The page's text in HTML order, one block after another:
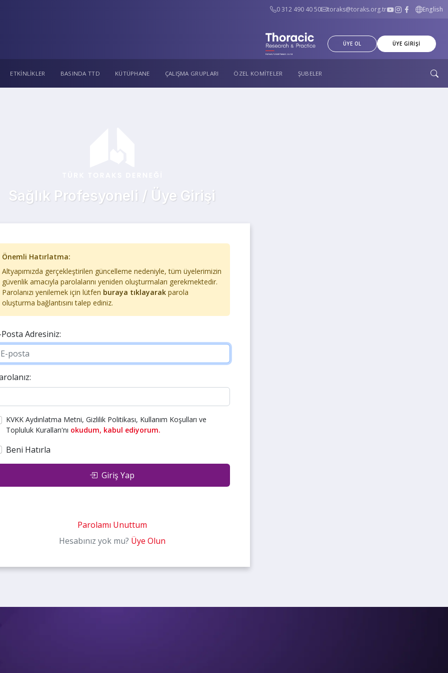
0 312 490 40 50 toraks@toraks.org.tr English
ÜYE OL ÜYE GİRİŞİ
ETKİNLİKLER BASINDA TTD KÜTÜPHANE ÇALIŞMA GRUPLARI ÖZEL KOMİTELER ŞUBELER
Sağlık Profesyoneli / Üye Girişi
Önemli Hatırlatma:
Altyapımızda gerçekleştirilen güncelleme nedeniyle, tüm üyelerimizin
güvenlik amacıyla parolalarını yeniden oluşturmaları gerekmektedir.
Parolanızı yenilemek için lütfen buraya tıklayarak parola
oluşturma bağlantısını talep ediniz.
Posta Adresiniz:
KVKK Aydınlatma Metni, Gizlilik Politikası, Kullanım Koşulları ve
Topluluk Kuralları'nı okudum, kabul ediyorum.
Beni Hatırla
Giriş Yap
Parolamı Unuttum
Hesabınız yok mu? Üye Olun